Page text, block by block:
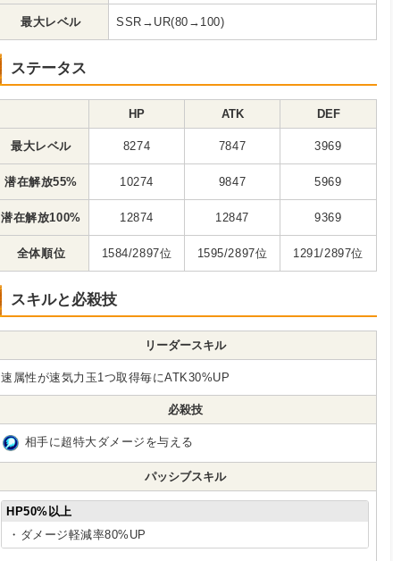
最大レベル SSR→UR(80→100)
ステータス
HP ATK DEF
最大レベル 8274 7847 3969
潜在解放55% 10274 9847 5969
潜在解放100% 12874 12847 9369
全体順位 1584/2897位 1595/2897位 1291/2897位
スキルと必殺技
リーダースキル
速属性が速気力玉1つ取得毎にATK30%UP
必殺技
相手に超特大ダメージを与える
パッシブスキル
HP50%以上
・ダメージ軽減率80%UP